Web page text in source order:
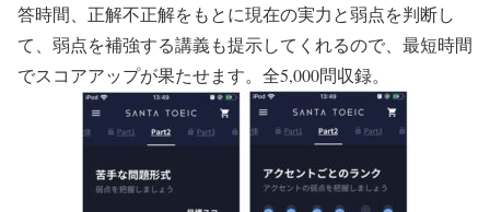
答時間、正解不正解をもとに現在の実力と弱点を判断し
て、弱点を補強する講義も提示してくれるので、最短時間
でスコアアップが果たせます。全5,000問収録。